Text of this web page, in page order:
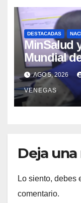
DESTACADAS
MinSalud
Mundial
propuesta
materia de
higiene
AGO 5, 2026
VENEGAS
Deja
Lo siento, debes
comentario.